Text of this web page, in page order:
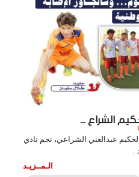
الشراع ...
عبدالغني الشراعي، نجم نادي
الـمــزيـد